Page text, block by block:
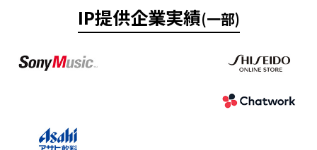
IP提供企業実績(一部)